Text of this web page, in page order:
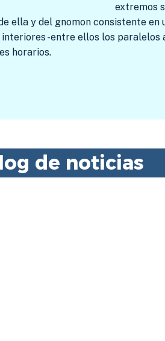
extremos
ella y del gnomon consistente en
-entre ellos los paralelos
horarios.
de noticias